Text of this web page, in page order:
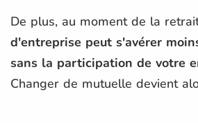
De plus, au moment de la
d'entreprise peut s'avérer
sans la participation de votre
Changer de mutuelle devient